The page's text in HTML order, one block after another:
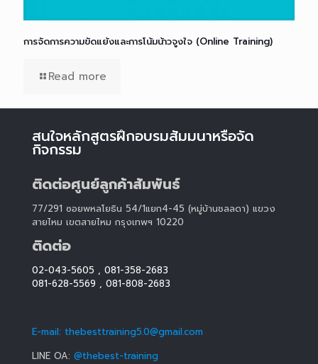
การจัดการความขัดแย้งและการโน้มน้าวจูงใจ (Online Training)
Read more
สนใจหลักสูตรฝึกอบรมสัมมนาหรือจัด
กิจกรรม
ติดต่อศูนย์ลูกค้าสัมพันธ์
77/291 ซอยพหลโยธิน 54/1แยก4-45 (หมู่บ้านชลลดา) แขวง
สายไหม เขตสายไหม กรุงเทพฯ 10220
ติดต่อ
02-043-5605 , 081-358-2683
081-628-5569 , 081-808-2683
E-mail: thebesttraining5.0@gmail.com
LINE OA: @thebest-training